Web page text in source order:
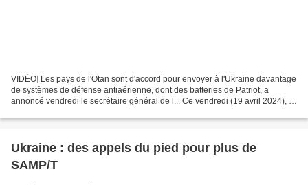
VIDÉO] Les pays de l'Otan sont d'accord pour envoyer à l'Ukraine davantage
de systèmes de défense antiaérienne, dont des batteries de Patriot, a
annoncé vendredi le secrétaire général de l... Ce vendredi (19 avril 2024), le
Ukraine : des appels du pied pour plus de
SAMP/T